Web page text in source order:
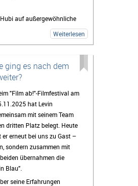
auf außergewöhnliche
Themen wie seine
Sucht und Konsens mit
Die Veranstaltung
was auch sein Buch
Ehrlichkeit, Authentizität
Gelegenheit, Hubertus
treffen und mit ihm über die
sowie seine persönlichen
hinter dem Buch zu
anderem um
die Medienwelt, Musik –
und kontroverse Themen.
Weiterlesen
ging es nach dem
"Film ab!"-Filmfestival am
hat Levin
mit seinem Team
dritten Platz belegt. Heute
er erneut bei uns zu Gast –
sondern zusammen mit
übernahmen die
Blau".
seine Erfahrungen